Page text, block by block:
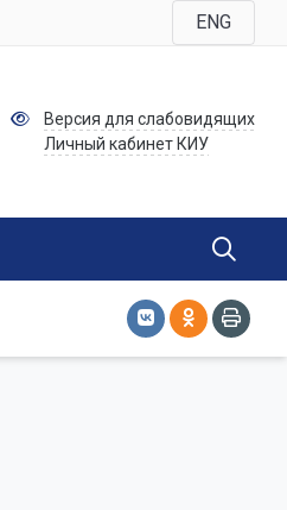
ENG
Версия для слабовидящих
Личный кабинет КИУ